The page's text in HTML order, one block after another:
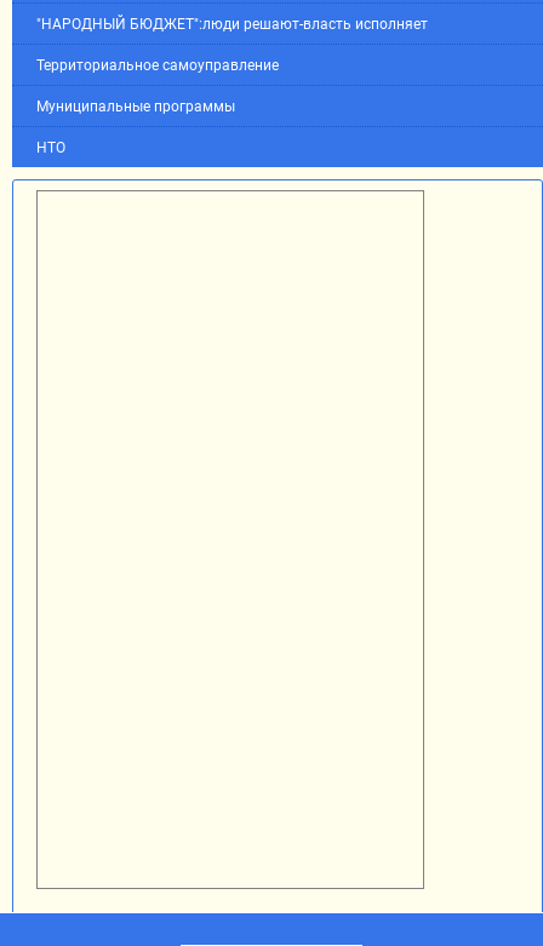
"НАРОДНЫЙ БЮДЖЕТ":люди решают-власть исполняет
Территориальное самоуправление
Муниципальные программы
НТО